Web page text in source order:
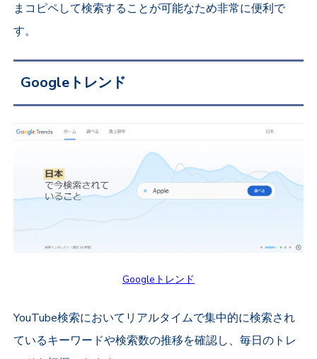
まコピペして検索することが可能なため非常に便利で
す。
Googleトレンド
Googleトレンド
YouTube検索においてリアルタイムで集中的に検索され
ているキーワードや検索数の推移を確認し、毎日のトレ